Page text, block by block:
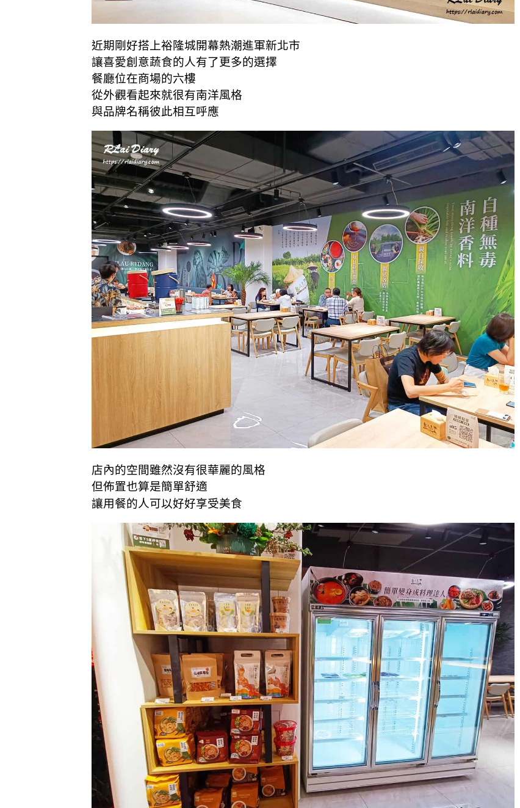
近期剛好搭上裕隆城開幕熱潮進軍新北市
讓喜愛創意蔬食的人有了更多的選擇
餐廳位在商場的六樓
從外觀看起來就很有南洋風格
與品牌名稱彼此相互呼應
店內的空間雖然沒有很華麗的風格
但佈置也算是簡單舒適
讓用餐的人可以好好享受美食